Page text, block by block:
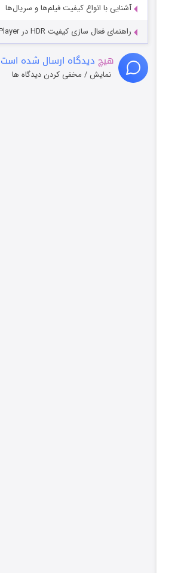
آشنایی با انواع کیفیت فیلم‌ها و سریال‌ها
راهنمای فعال سازی کیفیت HDR در PotPlayer
هیچ دیدگاه ارسال شده است
نمایش / مخفی کردن دیدگاه ها